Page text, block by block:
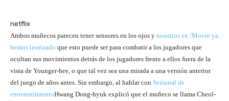
netflix
Ambos muñecos parecen tener sensores en los ojos y nosotros en /Movie ya
hemos teorizado que esto puede ser para combatir a los jugadores que
ocultan sus movimientos detrás de los jugadores frente a ellos fuera de la
vista de Younger-hee, o que tal vez sea una mirada a una versión anterior
del juego de años antes. Sin embargo, al hablar con Semanal de
entretenimientoHwang Dong-hyuk explicó que el muñeco se llama Cheol-